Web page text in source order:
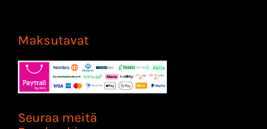
Maksutavat
Seuraa meitä